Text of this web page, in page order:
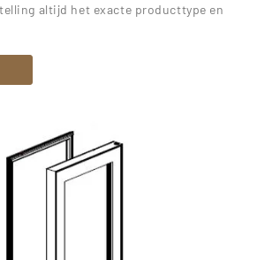
altijd het exacte producttype en